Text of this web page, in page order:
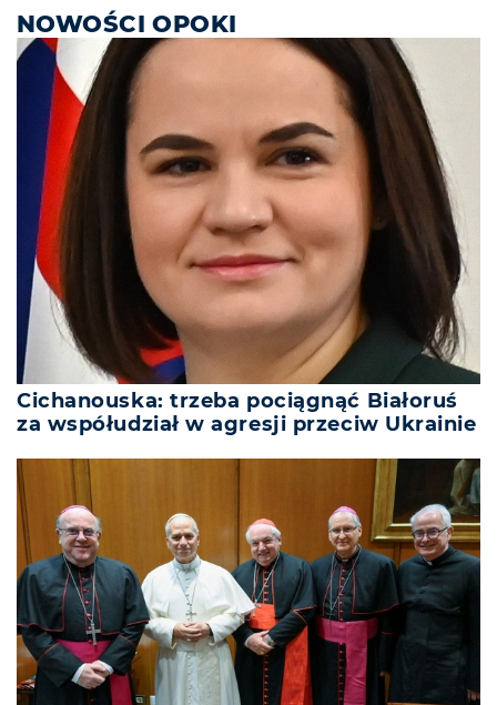
NOWOŚCI OPOKI
Cichanouska: trzeba pociągnąć Białoruś
za współudział w agresji przeciw Ukrainie